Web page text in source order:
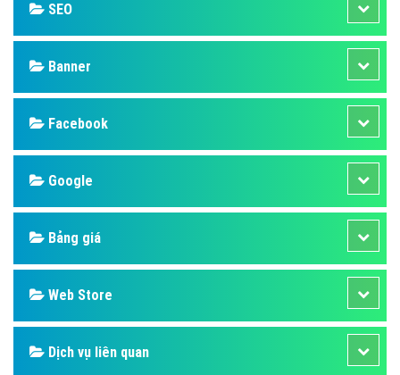
SEO
Banner
Facebook
Google
Bảng giá
Web Store
Dịch vụ liên quan